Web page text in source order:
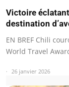
Victoire
destination
EN BREF Chili
World Travel
26 janvier 2026